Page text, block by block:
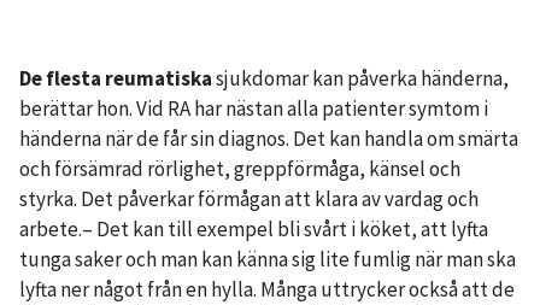
De flesta reumatiskasjukdomar kan påverka händerna,
berättar hon. Vid RA har nästan alla patienter symtom i
händerna när de får sin diagnos. Det kan handla om smärta
och försämrad rörlighet, greppförmåga, känsel och
styrka. Det påverkar förmågan att klara av vardag och
arbete.– Det kan till exempel bli svårt i köket, att lyfta
tunga saker och man kan känna sig lite fumlig när man ska
lyfta ner något från en hylla. Många uttrycker också att de